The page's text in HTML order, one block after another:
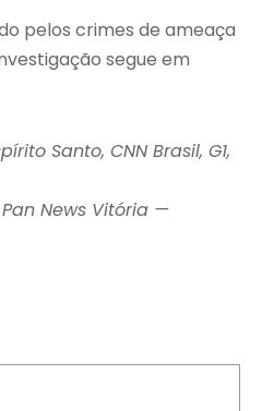
pelos crimes de ameaça
segue em
Santo, CNN Brasil, G1,
News Vitória —